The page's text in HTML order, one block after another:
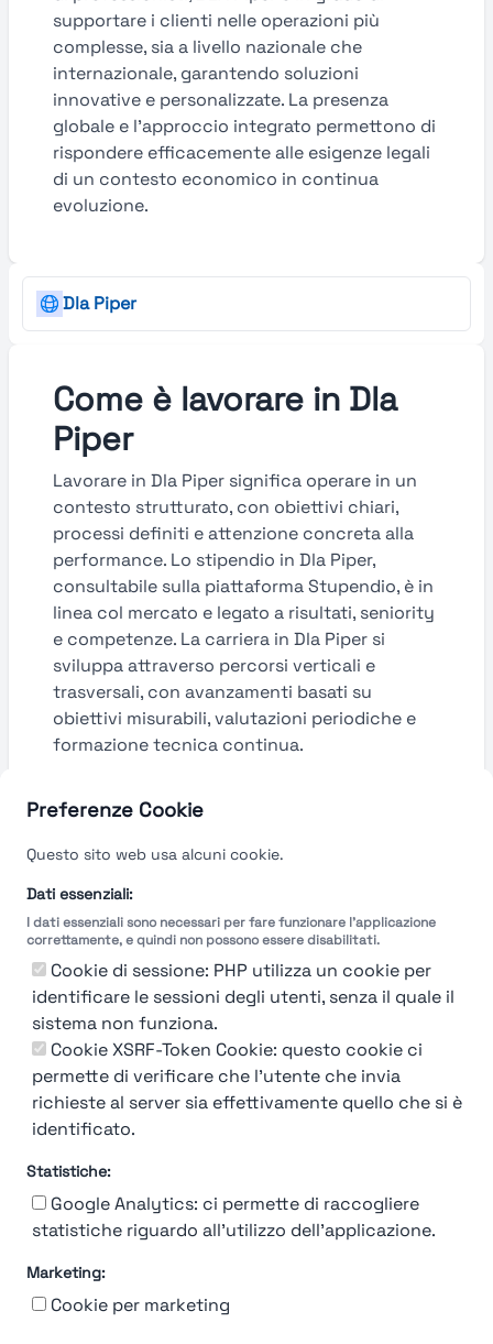
Preferenze Cookie
Questo sito web usa alcuni cookie.
Dati essenziali:
I dati essenziali sono necessari per fare funzionare l'applicazione
correttamente, e quindi non possono essere disabilitati.
Cookie di sessione: PHP utilizza un cookie per
identificare le sessioni degli utenti, senza il quale il
sistema non funziona.
Cookie XSRF-Token Cookie: questo cookie ci
permette di verificare che l'utente che invia
richieste al server sia effettivamente quello che si è
identificato.
Statistiche:
Google Analytics: ci permette di raccogliere
statistiche riguardo all'utilizzo dell'applicazione.
Marketing:
Cookie per marketing
supportare i clienti nelle operazioni più
complesse, sia a livello nazionale che
internazionale, garantendo soluzioni
innovative e personalizzate. La presenza
globale e l’approccio integrato permettono di
rispondere efficacemente alle esigenze legali
di un contesto economico in continua
evoluzione.
Dla Piper
Come è lavorare in Dla
Piper
Lavorare in Dla Piper significa operare in un
contesto strutturato, con obiettivi chiari,
processi definiti e attenzione concreta alla
performance. Lo stipendio in Dla Piper,
consultabile sulla piattaforma Stupendio, è in
linea col mercato e legato a risultati, seniority
e competenze. La carriera in Dla Piper si
sviluppa attraverso percorsi verticali e
trasversali, con avanzamenti basati su
obiettivi misurabili, valutazioni periodiche e
formazione tecnica continua.
Guarda le valutazioni →
Termini e Condizioni